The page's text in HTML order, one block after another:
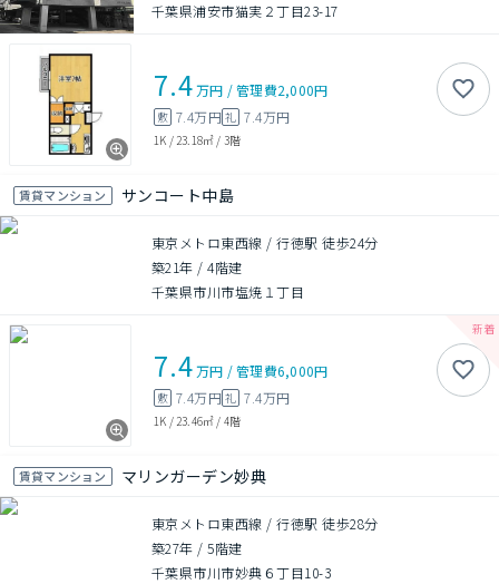
千葉県浦安市猫実２丁目23-17
7.4万円 /管理費2,000円
敷 7.4万円礼 7.4万円
1K / 23.18㎡ / 3階
賃貸マンション サンコート中島
東京メトロ東西線 / 行徳駅 徒歩24分
築21年 /4階建
千葉県市川市塩焼１丁目
7.4万円 /管理費6,000円
敷 7.4万円礼 7.4万円
1K / 23.46㎡ / 4階
賃貸マンション マリンガーデン妙典
東京メトロ東西線 / 行徳駅 徒歩28分
築27年 /5階建
千葉県市川市妙典６丁目10-3